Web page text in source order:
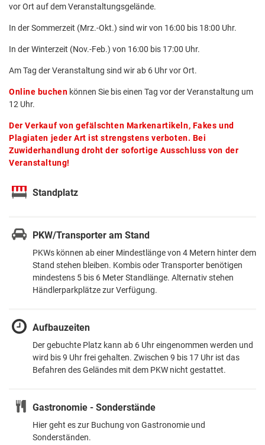
vor Ort auf dem Veranstaltungsgelände.
In der Sommerzeit (Mrz.-Okt.) sind wir von 16:00 bis 18:00 Uhr.
In der Winterzeit (Nov.-Feb.) von 16:00 bis 17:00 Uhr.
Am Tag der Veranstaltung sind wir ab 6 Uhr vor Ort.
Online buchen können Sie bis einen Tag vor der Veranstaltung um
12 Uhr.
Der Verkauf von gefälschten Markenartikeln, Fakes und
Plagiaten jeder Art ist strengstens verboten. Bei
Zuwiderhandlung droht der sofortige Ausschluss von der
Veranstaltung!
Standplatz
PKW/Transporter am Stand
PKWs können ab einer Mindestlänge von 4 Metern hinter dem
Stand stehen bleiben. Kombis oder Transporter benötigen
mindestens 5 bis 6 Meter Standlänge. Alternativ stehen
Händlerparkplätze zur Verfügung.
Aufbauzeiten
Der gebuchte Platz kann ab 6 Uhr eingenommen werden und
wird bis 9 Uhr frei gehalten. Zwischen 9 bis 17 Uhr ist das
Befahren des Geländes mit dem PKW nicht gestattet.
Gastronomie - Sonderstände
Hier geht es zur Buchung von Gastronomie und
Sonderständen.